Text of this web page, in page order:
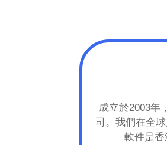
成立於2003年
司。我們在全
軟件是香